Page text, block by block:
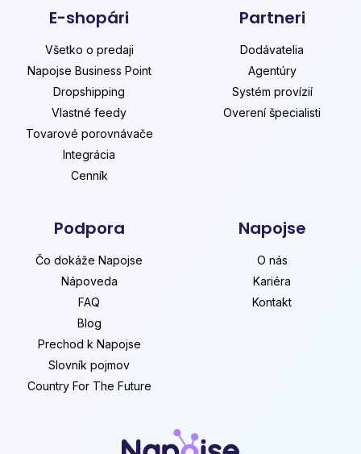
E-shopári
Všetko o predaji
Napojse Business Point
Dropshipping
Vlastné feedy
Tovarové porovnávače
Integrácia
Cenník
Partneri
Dodávatelia
Agentúry
Systém provízií
Overení špecialisti
Podpora
Čo dokáže Napojse
Nápoveda
FAQ
Blog
Prechod k Napojse
Slovník pojmov
Country For The Future
Napojse
O nás
Kariéra
Kontakt